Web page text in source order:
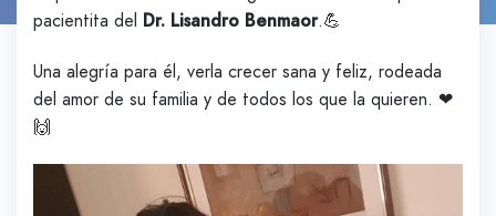
pacientita del Dr. Lisandro Benmaor.💪
Una alegría para él, verla crecer sana y feliz, rodeada
del amor de su familia y de todos los que la quieren. ❤
🙌